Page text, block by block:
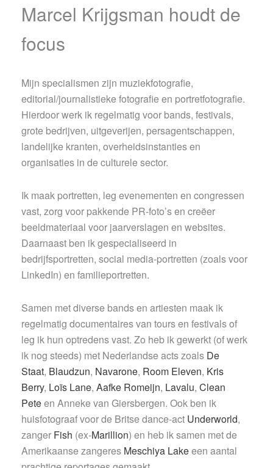
Marcel Krijgsman houdt de
focus
Mijn specialismen zijn muziekfotografie,
editorial/journalistieke fotografie en portretfotografie.
Hierdoor werk ik regelmatig voor bands, festivals,
grote bedrijven, uitgeverijen, persagentschappen,
landelijke kranten, overheidsinstanties en
organisaties in de culturele sector.
Ik maak portretten, leg evenementen en congressen
vast, zorg voor pakkende PR-foto’s en creëer
beeldmateriaal voor jaarverslagen en websites.
Daarnaast ben ik gespecialiseerd in
bedrijfsportretten, social media-portretten (zoals voor
LinkedIn) en familieportretten.
Samen met diverse bands en artiesten maak ik
regelmatig documentaires van tours en festivals of
leg ik hun optredens vast. Zo heb ik gewerkt (of werk
ik nog steeds) met Nederlandse acts zoals De
Staat, Blaudzun, Navarone, Room Eleven, Kris
Berry, Loïs Lane, Aafke Romeijn, Lavalu, Clean
Peteen Anneke van Giersbergen. Ook ben ik
huisfotograaf voor de Britse dance-act Underworld,
zanger Fish (ex-Marillion) en heb ik samen met de
Amerikaanse zangeres Meschiya Lakeeen aantal